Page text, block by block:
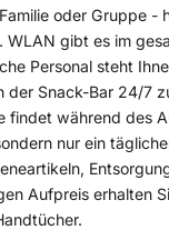
oder Gruppe -
WLAN gibt es im
Personal steht
der Snack-Bar 24/7
findet während des
nur ein
Aufpreis erhalten